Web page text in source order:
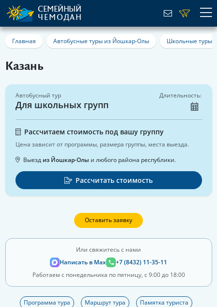
СЕМЕЙНЫЙ
ЧЕМОДАН
Главная Автобусные туры из Йошкар-Олы Школьные туры
Казань
Оставить заявку
Или свяжитесь с нами
Написать в Max
+7 (8432) 11-35-11
Работаем с понедельника по пятницу, с 9:00 до 18:00
Программа тура Маршрут тура Памятка туриста
Автобусный тур
Для школьных групп
Длительность:
Рассчитаем стоимость под вашу группу
Цена зависит от программы, размера группы, места выезда.
Выезд из Йошкар-Олы и любого района республики.
Рассчитать стоимость